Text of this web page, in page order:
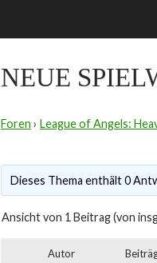
NEUE
Foren › League of Angels:
Dieses Thema enthält 0
Ansicht von 1 Beitrag (von
Autor